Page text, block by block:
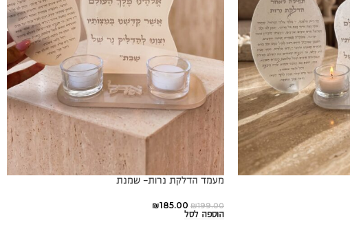
מעמד הדלקת נרות- שמנת
₪199.00
₪185.00
הוספה לסל